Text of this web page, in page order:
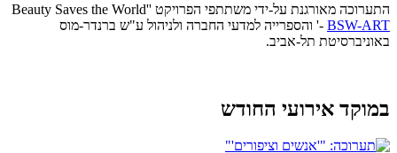
התערוכה מאורגנת על-ידי משתתפי הפרויקט 'Beauty Saves the World'
- BSW-ART ' והספרייה למדעי החברה ולניהול ע"ש ברנדר-מוס
באוניברסיטת תל-אביב.
במוקד אירועי החודש